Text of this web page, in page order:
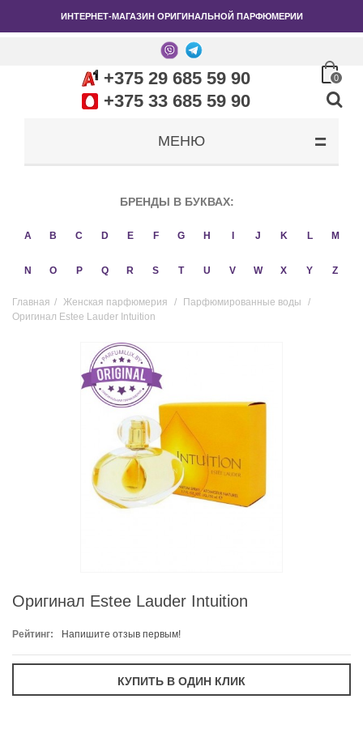
ИНТЕРНЕТ-МАГАЗИН ОРИГИНАЛЬНОЙ ПАРФЮМЕРИИ
+375 29 685 59 90
+375 33 685 59 90
0
МЕНЮ
БРЕНДЫ В БУКВАХ:
A B C D E F G H J K L M
N O P Q R S T U V W X Y Z
Главная / Женская парфюмерия / Парфюмированные воды
/
Оригинал Estee Lauder Intuition
Оригинал Estee Lauder Intuition
Рейтинг: Напишите отзыв первым!